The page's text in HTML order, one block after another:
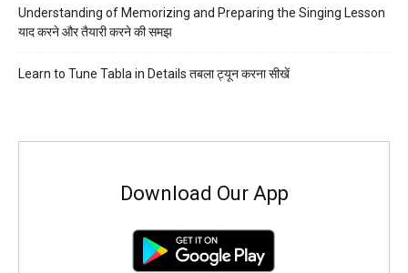
Understanding of Memorizing and Preparing the Singing Lesson
याद करने और तैयारी करने की समझ
Learn to Tune Tabla in Details तबला ट्यून करना सीखें
Download Our App